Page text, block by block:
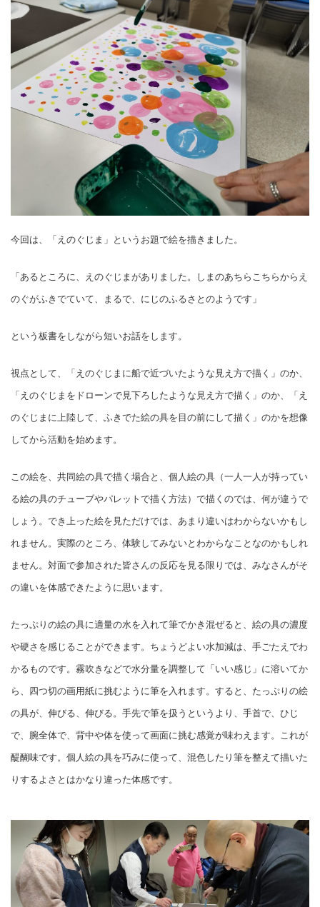
今回は、「えのぐじま」というお題で絵を描きました。
「あるところに、えのぐじまがありました。しまのあちらこちらからえ
のぐがふきでていて、まるで、にじのふるさとのようです」
という板書をしながら短いお話をします。
視点として、「えのぐじまに船で近づいたような見え方で描く」のか、
「えのぐじまをドローンで見下ろしたような見え方で描く」のか、「え
のぐじまに上陸して、ふきでた絵の具を目の前にして描く」のかを想像
してから活動を始めます。
この絵を、共同絵の具で描く場合と、個人絵の具（一人一人が持ってい
る絵の具のチューブやパレットで描く方法）で描くのでは、何が違うで
しょう。でき上った絵を見ただけでは、あまり違いはわからないかもし
れません。実際のところ、体験してみないとわからなことなのかもしれ
ません。対面で参加された皆さんの反応を見る限りでは、みなさんがそ
の違いを体感できたように思います。
たっぷりの絵の具に適量の水を入れて筆でかき混ぜると、絵の具の濃度
や硬さを感じることができます。ちょうどよい水加減は、手ごたえでわ
かるものです。霧吹きなどで水分量を調整して「いい感じ」に溶いてか
ら、四つ切の画用紙に挑むように筆を入れます。すると、たっぷりの絵
の具が、伸びる、伸びる。手先で筆を扱うというより、手首で、ひじ
で、腕全体で、背中や体を使って画面に挑む感覚が味わえます。これが
醍醐味です。個人絵の具を巧みに使って、混色したり筆を整えて描いた
りするよさとはかなり違った体感です。